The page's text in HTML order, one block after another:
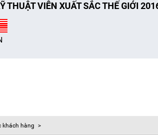
THUẬT VIÊN XUẤT SẮC THẾ GIỚI
khách hàng